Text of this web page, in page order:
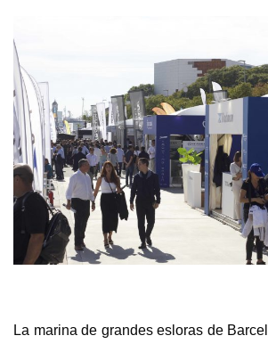
La marina de grandes esloras de